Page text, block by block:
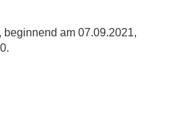
am 07.09.2021,